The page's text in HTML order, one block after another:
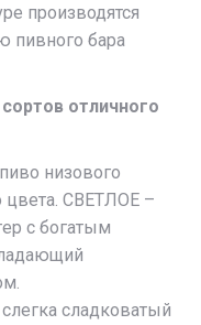
производятся
пивного бара
отличного
пиво низового
цвета. СВЕТЛОЕ –
с богатым
сладковатый